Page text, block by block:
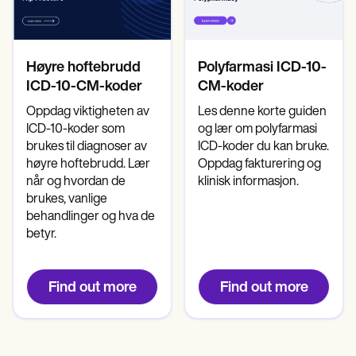
Psykisk helsepersonell
Sosialarbeidere
Kostholdseksperter og ernæringseksperter
Psykologer
Sykepleiere
Ergoterapeuter
Resources
Blogger
Ressursveiledninger
Sammenligning
Appveiledninger
Maler
ICD-koder
SOAP Notatmal
Behandlingsplanmal
Informed Consent Form
Speech therapists
Life coaches
Massage therapists
Høyre hoftebrudd
ICD-10-CM-koder
Oppdag viktigheten av
ICD-10-koder som
brukes til diagnoser av
høyre hoftebrudd. Lær
når og hvordan de
brukes, vanlige
behandlinger og hva de
betyr.
Find out more
Polyfarmasi ICD-10-
CM-koder
Les denne korte guiden
og lær om polyfarmasi
ICD-koder du kan bruke.
Oppdag fakturering og
klinisk informasjon.
Find out more